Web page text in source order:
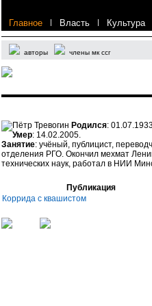
Главное | Власть | Культура
авторы члены мк ссг
Пётр Тревогин Родился:
Умер: 14.02.2005.
Занятие: учёный, публицист,
отделения РГО. Окончил мехмат
технических наук, работал в НИИ
Публикация
Коррида с квашистом